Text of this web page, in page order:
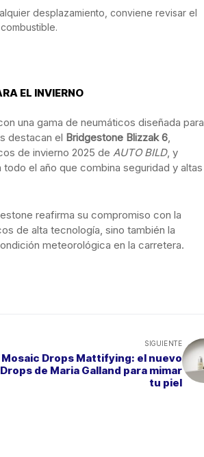
desplazamiento, conviene revisar el
EL INVIERNO
una gama de neumáticos diseñada para
destacan el Bridgestone Blizzak 6,
de invierno 2025 de AUTO BILD, y
todo el año que combina seguridad y altas
reafirma su compromiso con la
de alta tecnología, sino también la
meteorológica en la carretera.
SIGUIENTE
Mosaic Drops Mattifying: el nuevo
de Maria Galland para mimar
tu piel